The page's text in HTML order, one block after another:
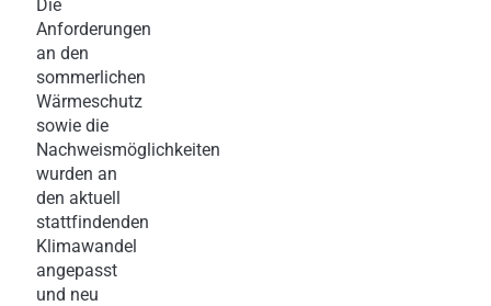
Die
Anforderungen
an den
sommerlichen
Wärmeschutz
sowie die
Nachweismöglichkeiten
wurden an
den aktuell
stattfindenden
Klimawandel
angepasst
und neu